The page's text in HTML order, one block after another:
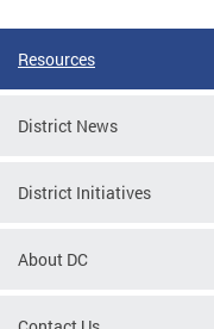
Resources
District News
District Initiatives
About DC